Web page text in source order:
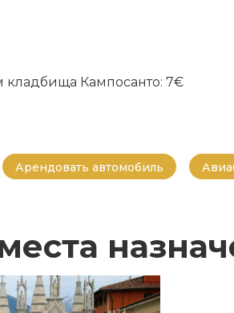
кладбища Кампосанто: 7€
Арендовать автомобиль